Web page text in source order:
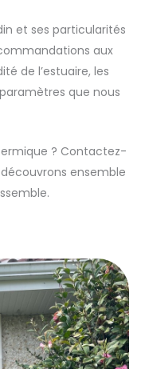
et ses particularités
aux
de l’estuaire, les
que nous
? Contactez-
ensemble